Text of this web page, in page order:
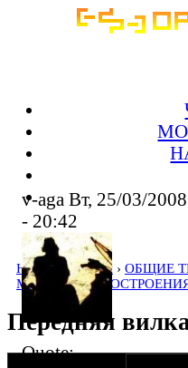
Home Форумы › ОБЩИЕ
Передняя
v-aga Вт, 25/03/2008
- 20:42
Quote: